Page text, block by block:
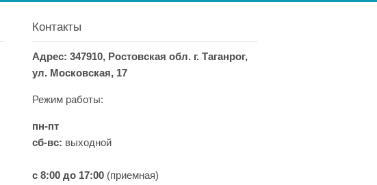
Контакты
Адрес: 347910, Ростовская обл. г. Таганрог,
ул. Московская, 17
Режим работы:
пн-пт
сб-вс: выходной
с 8:00 до 17:00 (приемная)